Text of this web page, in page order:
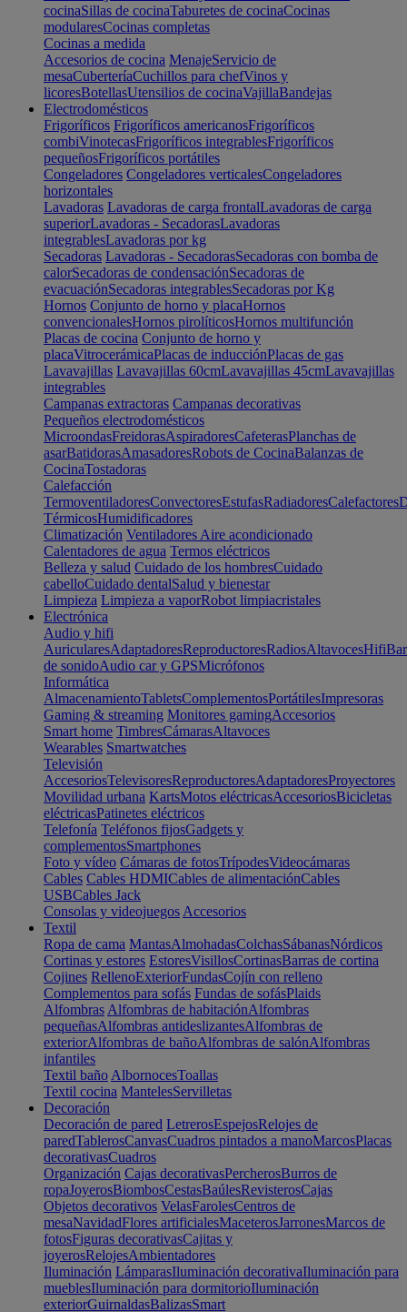
cocinaSillas de cocinaTaburetes de cocinaCocinas
modularesCocinas completas
Cocinas a medida
Accesorios de cocina MenajeServicio de
mesaCuberteríaCuchillos para chefVinos y
licoresBotellasUtensilios de cocinaVajillaBandejas
Electrodomésticos
Frigoríficos Frigoríficos americanosFrigoríficos
combiVinotecasFrigoríficos integrablesFrigoríficos
pequeñosFrigoríficos portátiles
Congeladores Congeladores verticalesCongeladores
horizontales
Lavadoras Lavadoras de carga frontalLavadoras de carga
superiorLavadoras - SecadorasLavadoras
integrablesLavadoras por kg
Secadoras Lavadoras - SecadorasSecadoras con bomba de
calorSecadoras de condensaciónSecadoras de
evacuaciónSecadoras integrablesSecadoras por Kg
Hornos Conjunto de horno y placaHornos
convencionalesHornos pirolíticosHornos multifunción
Placas de cocina Conjunto de horno y
placaVitrocerámicaPlacas de inducciónPlacas de gas
Lavavajillas Lavavajillas 60cmLavavajillas 45cmLavavajillas
integrables
Campanas extractoras Campanas decorativas
Pequeños electrodomésticos
MicroondasFreidorasAspiradoresCafeterasPlanchas de
asarBatidorasAmasadoresRobots de CocinaBalanzas de
CocinaTostadoras
Calefacción
TermoventiladoresConvectoresEstufasRadiadoresCalefactores
TérmicosHumidificadores
Climatización Ventiladores Aire acondicionado
Calentadores de agua Termos eléctricos
Belleza y salud Cuidado de los hombresCuidado
cabelloCuidado dentalSalud y bienestar
Limpieza Limpieza a vaporRobot limpiacristales
Electrónica
Audio y hifi
AuricularesAdaptadoresReproductoresRadiosAltavocesHifi
de sonidoAudio car y GPSMicrófonos
Informática
AlmacenamientoTabletsComplementosPortátilesImpresoras
Gaming & streaming Monitores gamingAccesorios
Smart home TimbresCámarasAltavoces
Wearables Smartwatches
Televisión
AccesoriosTelevisoresReproductoresAdaptadoresProyectores
Movilidad urbana KartsMotos eléctricasAccesoriosBicicletas
eléctricasPatinetes eléctricos
Telefonía Teléfonos fijosGadgets y
complementosSmartphones
Foto y vídeo Cámaras de fotosTrípodesVideocámaras
Cables Cables HDMICables de alimentaciónCables
USBCables Jack
Consolas y videojuegos Accesorios
Textil
Ropa de cama MantasAlmohadasColchasSábanasNórdicos
Cortinas y estores EstoresVisillosCortinasBarras de cortina
Cojines RellenoExteriorFundasCojín con relleno
Complementos para sofás Fundas de sofásPlaids
Alfombras Alfombras de habitaciónAlfombras
pequeñasAlfombras antideslizantesAlfombras de
exteriorAlfombras de bañoAlfombras de salónAlfombras
infantiles
Textil baño AlbornocesToallas
Textil cocina MantelesServilletas
Decoración
Decoración de pared LetrerosEspejosRelojes de
paredTablerosCanvasCuadros pintados a manoMarcosPlacas
decorativasCuadros
Organización Cajas decorativasPercherosBurros de
ropaJoyerosBiombosCestasBaúlesRevisterosCajas
Objetos decorativos VelasFarolesCentros de
mesaNavidadFlores artificialesMaceterosJarronesMarcos de
fotosFiguras decorativasCajitas y
joyerosRelojesAmbientadores
Iluminación LámparasIluminación decorativaIluminación para
mueblesIluminación para dormitorioIluminación
exteriorGuirnaldasBalizasSmart